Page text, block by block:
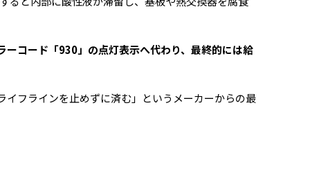
ーコード「930」の点灯表示へ代わり、最終的には給
フラインを止めずに済む」というメーカーからの最